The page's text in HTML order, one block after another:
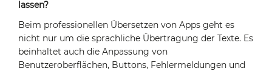
lassen?
Beim professionellen Übersetzen von Apps geht es
nicht nur um die sprachliche Übertragung der Texte. Es
beinhaltet auch die Anpassung von
Benutzeroberflächen, Buttons, Fehlermeldungen und